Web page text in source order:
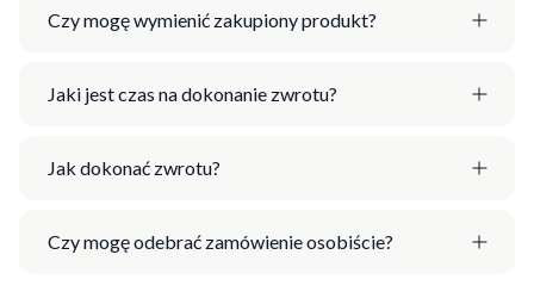
Czy mogę wymienić zakupiony produkt?
Jaki jest czas na dokonanie zwrotu?
Jak dokonać zwrotu?
Czy mogę odebrać zamówienie osobiście?